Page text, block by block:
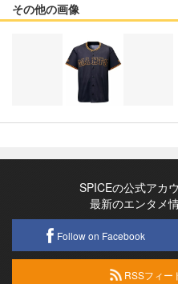
その他の画像
SPICEの公式アカ
最新のエンタメ
Follow on Facebook
RSSフィー